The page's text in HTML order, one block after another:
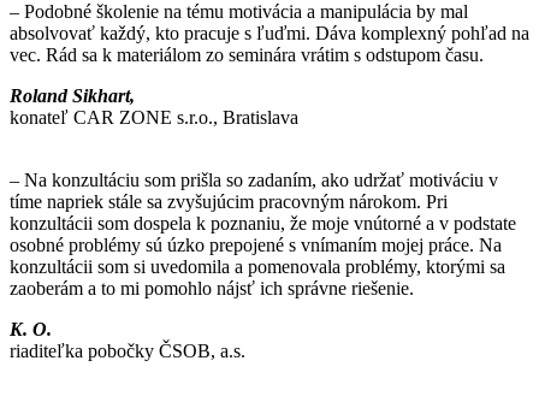
– Podobné školenie na tému motivácia a manipulácia by mal
absolvovať každý, kto pracuje s ľuďmi. Dáva komplexný pohľad na
vec. Rád sa k materiálom zo seminára vrátim s odstupom času.
Roland Sikhart,
konateľ CAR ZONE s.r.o., Bratislava
– Na konzultáciu som prišla so zadaním, ako udržať motiváciu v
tíme napriek stále sa zvyšujúcim pracovným nárokom. Pri
konzultácii som dospela k poznaniu, že moje vnútorné a v podstate
osobné problémy sú úzko prepojené s vnímaním mojej práce. Na
konzultácii som si uvedomila a pomenovala problémy, ktorými sa
zaoberám a to mi pomohlo nájsť ich správne riešenie.
K. O.
riaditeľka pobočky ČSOB, a.s.